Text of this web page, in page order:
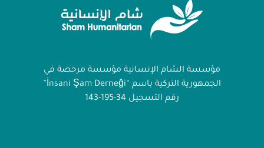
مؤسسة الشام الإنسانية مؤسسة مرخصة في
الجمهورية التركية باسم “İnsani Şam Derneği”
رقم التسجيل 34-195-143